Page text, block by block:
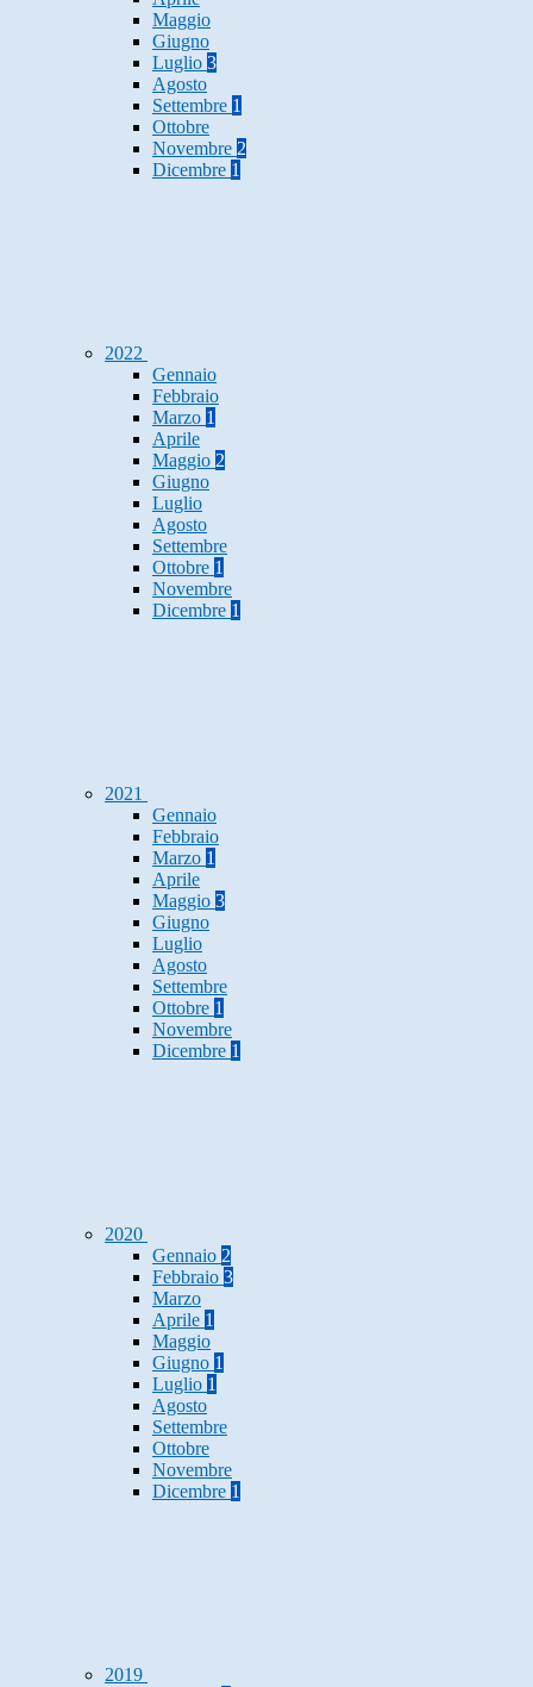
Maggio
Giugno
Luglio 3
Agosto
Settembre 1
Ottobre
Novembre 2
Dicembre 1
2022
Gennaio
Febbraio
Marzo 1
Aprile
Maggio 2
Giugno
Luglio
Agosto
Settembre
Ottobre 1
Novembre
Dicembre 1
2021
Gennaio
Febbraio
Marzo 1
Aprile
Maggio 3
Giugno
Luglio
Agosto
Settembre
Ottobre 1
Novembre
Dicembre 1
2020
Gennaio 2
Febbraio 3
Marzo
Aprile 1
Maggio
Giugno 1
Luglio 1
Agosto
Settembre
Ottobre
Novembre
Dicembre 1
2019